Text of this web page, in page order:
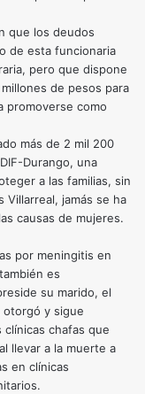
que los deudos
de esta funcionaria
pero que dispone
de pesos para
promoverse como
más de 2 mil 200
Durango, una
a las familias, sin
Villarreal, jamás se ha
causas de mujeres.
por meningitis en
es
su marido, el
otorgó y sigue
chafas que
llevar a la muerte a
en clínicas